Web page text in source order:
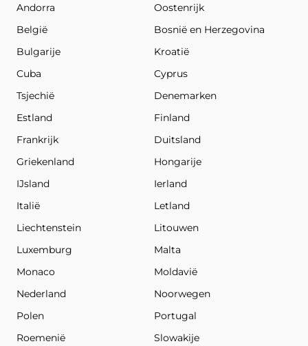
Andorra
Oostenrijk
België
Bosnië en Herzegovina
Bulgarije
Kroatië
Cuba
Cyprus
Tsjechië
Denemarken
Estland
Finland
Frankrijk
Duitsland
Griekenland
Hongarije
IJsland
Ierland
Italië
Letland
Liechtenstein
Litouwen
Luxemburg
Malta
Monaco
Moldavië
Nederland
Noorwegen
Polen
Portugal
Roemenië
Slowakije